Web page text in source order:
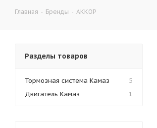
Главная - Бренды - АККОР
Разделы товаров
Тормозная система Камаз
5
Двигатель Камаз
1